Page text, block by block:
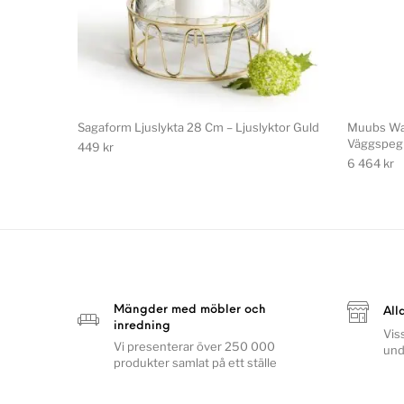
Sagaform Ljuslykta 28 Cm – Ljuslyktor Guld
449 kr
Muubs
6 464 kr
Mängder med möbler och
inredning
Vi presenterar över 250 000
produkter samlat på ett ställe